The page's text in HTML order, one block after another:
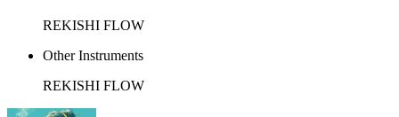
REKISHI FLOW
Other Instruments
REKISHI FLOW